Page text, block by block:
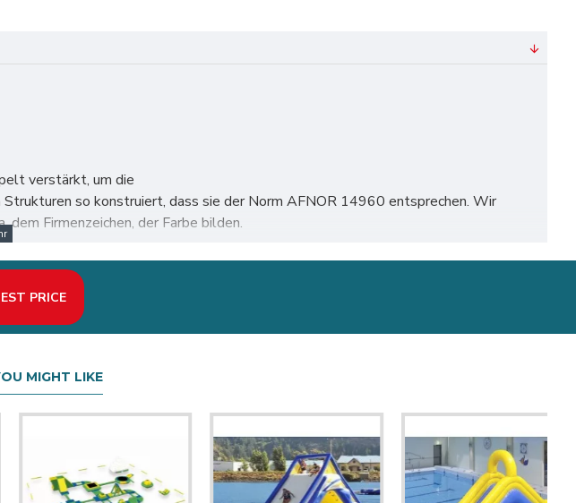
verstärkt, um die
so konstruiert, dass sie der Norm AFNOR 14960 entsprechen. Wir
Firmenzeichen, der Farbe bilden.
Berlin, Hamburg, München, Köln, Frankfurt, Stuttgart, Düsseldorf, Dortmund,
PRICE
MIGHT LIKE